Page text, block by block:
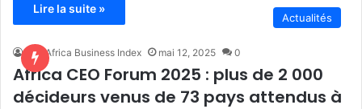
Lire la suite »
Actualités
The Africa Business Index mai 12, 2025 0
Africa CEO Forum 2025 : plus de 2 000
décideurs venus de 73 pays attendus à